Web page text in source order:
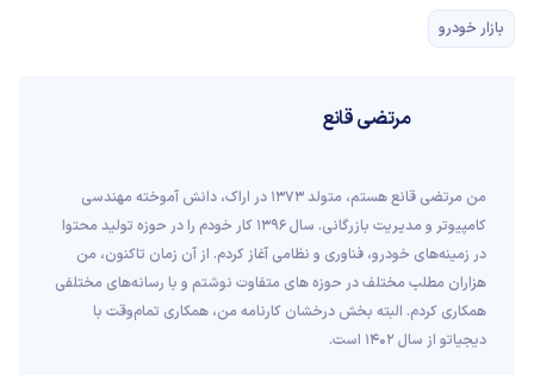
بازار خودرو
مرتضی قانع
من مرتضی قانع هستم، متولد 1373 در اراک، دانش آموخته مهندسی
کامپیوتر و مدیریت بازرگانی. سال 1396 کار خودم را در حوزه تولید محتوا
در زمینه‌های خودرو، فناوری و نظامی آغاز کردم. از آن زمان تاکنون، من
هزاران مطلب مختلف در حوزه های متفاوت نوشتم و با رسانه‌های مختلفی
همکاری کردم. البته بخش درخشان کارنامه من، همکاری تمام‌وقت با
دیجیاتو از سال 1402 است.